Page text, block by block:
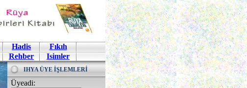
Hadis
Fıkıh
Rehber Isimler
IHYA ÜYE İŞLEMLERİ
Üyeadi: